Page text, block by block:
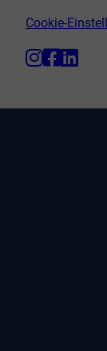
Cookie-